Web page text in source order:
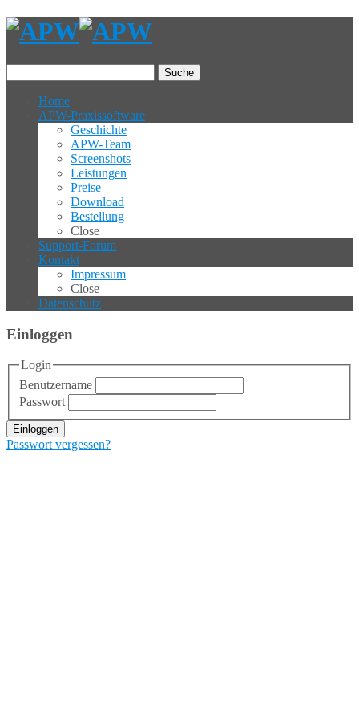
Suche
Home
APW-Praxissoftware
Geschichte
APW-Team
Screenshots
Leistungen
Preise
Download
Bestellung
Close
Support-Forum
Kontakt
Impressum
Close
Datenschutz
Einloggen
Login
Benutzername
Passwort
Einloggen
Passwort vergessen?